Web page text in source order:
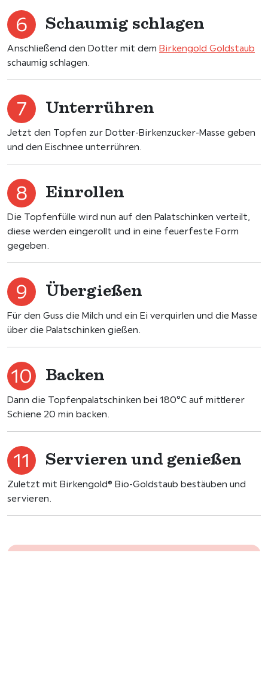
Schaumig schlagen
Anschließend den Dotter mit dem Birkengold Goldstaub
schaumig schlagen.
Unterrühren
Jetzt den Topfen zur Dotter-Birkenzucker-Masse geben
und den Eischnee unterrühren.
Einrollen
Die Topfenfülle wird nun auf den Palatschinken verteilt,
diese werden eingerollt und in eine feuerfeste Form
gegeben.
Übergießen
Für den Guss die Milch und ein Ei verquirlen und die Masse
über die Palatschinken gießen.
Backen
Dann die Topfenpalatschinken bei 180°C auf mittlerer
Schiene 20 min backen.
Servieren und genießen
Zuletzt mit Birkengold® Bio-Goldstaub bestäuben und
servieren.